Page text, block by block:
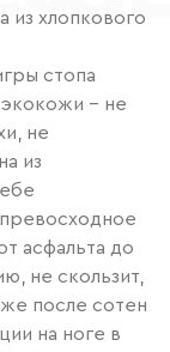
из хлопкового
стопа
экокожи – не
не
из
асфальта до
не скользит,
после сотен
на ноге в